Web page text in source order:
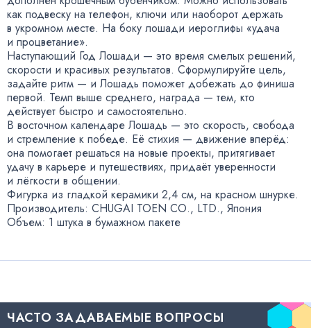
как подвеску на телефон, ключи или наоборот держать
в укромном месте. На боку лошади иероглифы «удача
и процветание».
Наступающий Год Лошади — это время смелых решений,
скорости и красивых результатов. Сформулируйте цель,
задайте ритм — и Лошадь поможет добежать до финиша
первой. Темп выше среднего, награда — тем, кто
действует быстро и самостоятельно.
В восточном календаре Лошадь — это скорость, свобода
и стремление к победе. Её стихия — движение вперёд:
она помогает решаться на новые проекты, притягивает
удачу в карьере и путешествиях, придаёт уверенности
и лёгкости в общении.
Фигурка из гладкой керамики 2,4 см, на красном шнурке.
Производитель: CHUGAI TOEN CO., LTD., Япония
Объем: 1 штука в бумажном пакете
ЧАСТО ЗАДАВАЕМЫЕ ВОПРОСЫ